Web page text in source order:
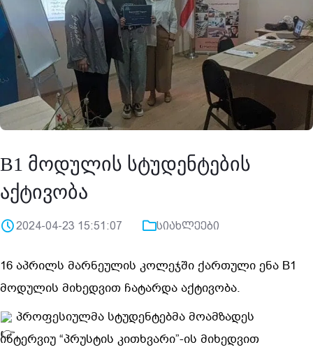
B1 მოდულის სტუდენტების
აქტივობა
2024-04-23 15:51:07 სიახლეები
16 აპრილს მარნეულის კოლეჯში ქართული ენა B1
მოდულის მიხედვით ჩატარდა აქტივობა.
პროფესიულმა სტუდენტებმა მოამზადეს
ინტერვიუ “პრუსტის კითხვარი”-ის მიხედვით